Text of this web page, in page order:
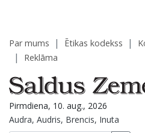
Par mums Ētikas kodekss
Reklāma
Pirmdiena, 10. aug., 2026
Audra, Audris, Brencis, Inuta